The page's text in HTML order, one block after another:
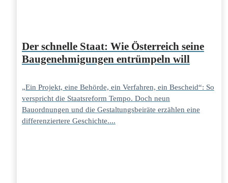
Der schnelle Staat: Wie Österreich seine
Baugenehmigungen entrümpeln will
„Ein Projekt, eine Behörde, ein Verfahren, ein Bescheid“: So
verspricht die Staatsreform Tempo. Doch neun
Bauordnungen und die Gestaltungsbeiräte erzählen eine
differenziertere Geschichte....